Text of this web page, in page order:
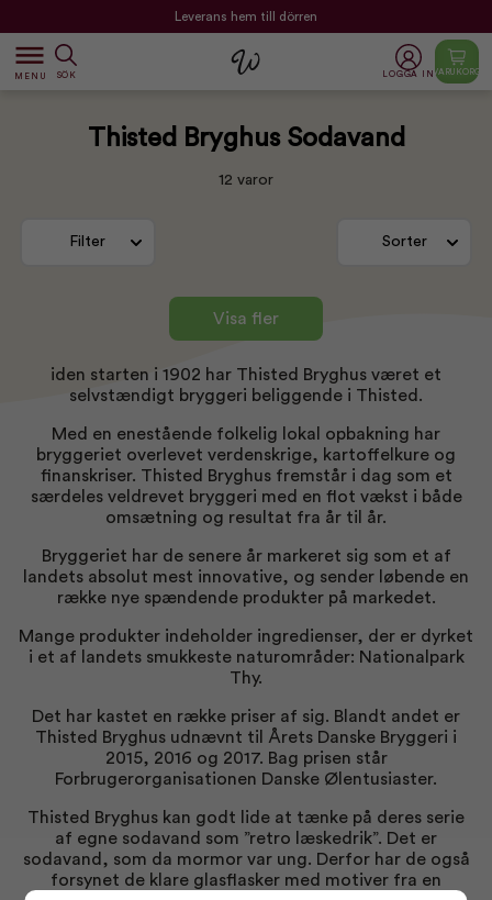
Leverans hem till dörren
dehaze
MENU SÖK LOGGA IN VARUKORG
Thisted Bryghus Sodavand
12 varor
Filter Sorter
Visa fler
iden starten i 1902 har Thisted Bryghus været et
selvstændigt bryggeri beliggende i Thisted.
Med en enestående folkelig lokal opbakning har
bryggeriet overlevet verdenskrige, kartoffelkure og
finanskriser. Thisted Bryghus fremstår i dag som et
særdeles veldrevet bryggeri med en flot vækst i både
omsætning og resultat fra år til år.
Bryggeriet har de senere år markeret sig som et af
landets absolut mest innovative, og sender løbende en
række nye spændende produkter på markedet.
Mange produkter indeholder ingredienser, der er dyrket
i et af landets smukkeste naturområder: Nationalpark
Thy.
Det har kastet en række priser af sig. Blandt andet er
Thisted Bryghus udnævnt til Årets Danske Bryggeri i
2015, 2016 og 2017. Bag prisen står
Forbrugerorganisationen Danske Ølentusiaster.
Thisted Bryghus kan godt lide at tænke på deres serie
af egne sodavand som ”retro læskedrik”. Det er
sodavand, som da mormor var ung. Derfor har de også
forsynet de klare glasflasker med motiver fra en